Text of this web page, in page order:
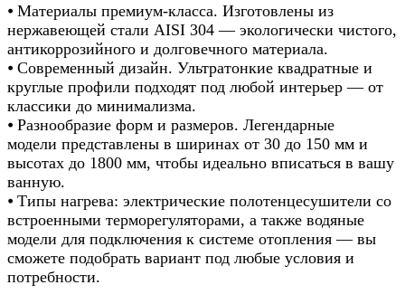
⦁ Материалы премиум-класса. Изготовлены из
нержавеющей стали AISI 304 — экологически чистого,
антикоррозийного и долговечного материала.
⦁ Современный дизайн. Ультратонкие квадратные и
круглые профили подходят под любой интерьер — от
классики до минимализма.
⦁ Разнообразие форм и размеров. Легендарные
модели представлены в ширинах от 30 до 150 мм и
высотах до 1800 мм, чтобы идеально вписаться в вашу
ванную.
⦁ Типы нагрева: электрические полотенцесушители со
встроенными терморегуляторами, а также водяные
модели для подключения к системе отопления — вы
сможете подобрать вариант под любые условия и
потребности.